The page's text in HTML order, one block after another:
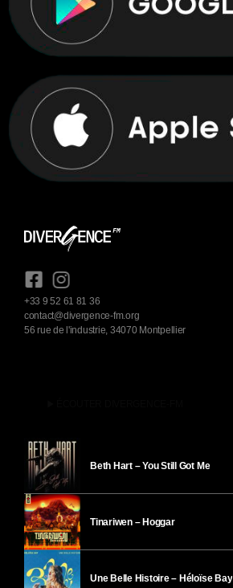
+33 9 52 61 81 36
contact@divergence-fm.org
56 rue de l'industrie, 34070 Montpellier
Beth Hart – You Still Got Me
Tinariwen – Hoggar
Une Belle Histoire – Héloïse Bay